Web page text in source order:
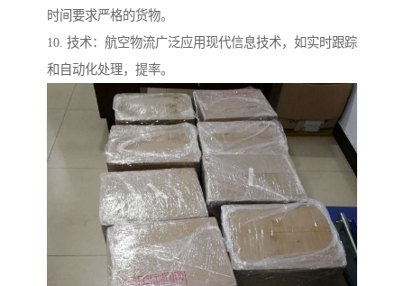
时间要求严格的货物。
10. 技术：航空物流广泛应用现代信息技术，如实时跟踪
和自动化处理，提率。